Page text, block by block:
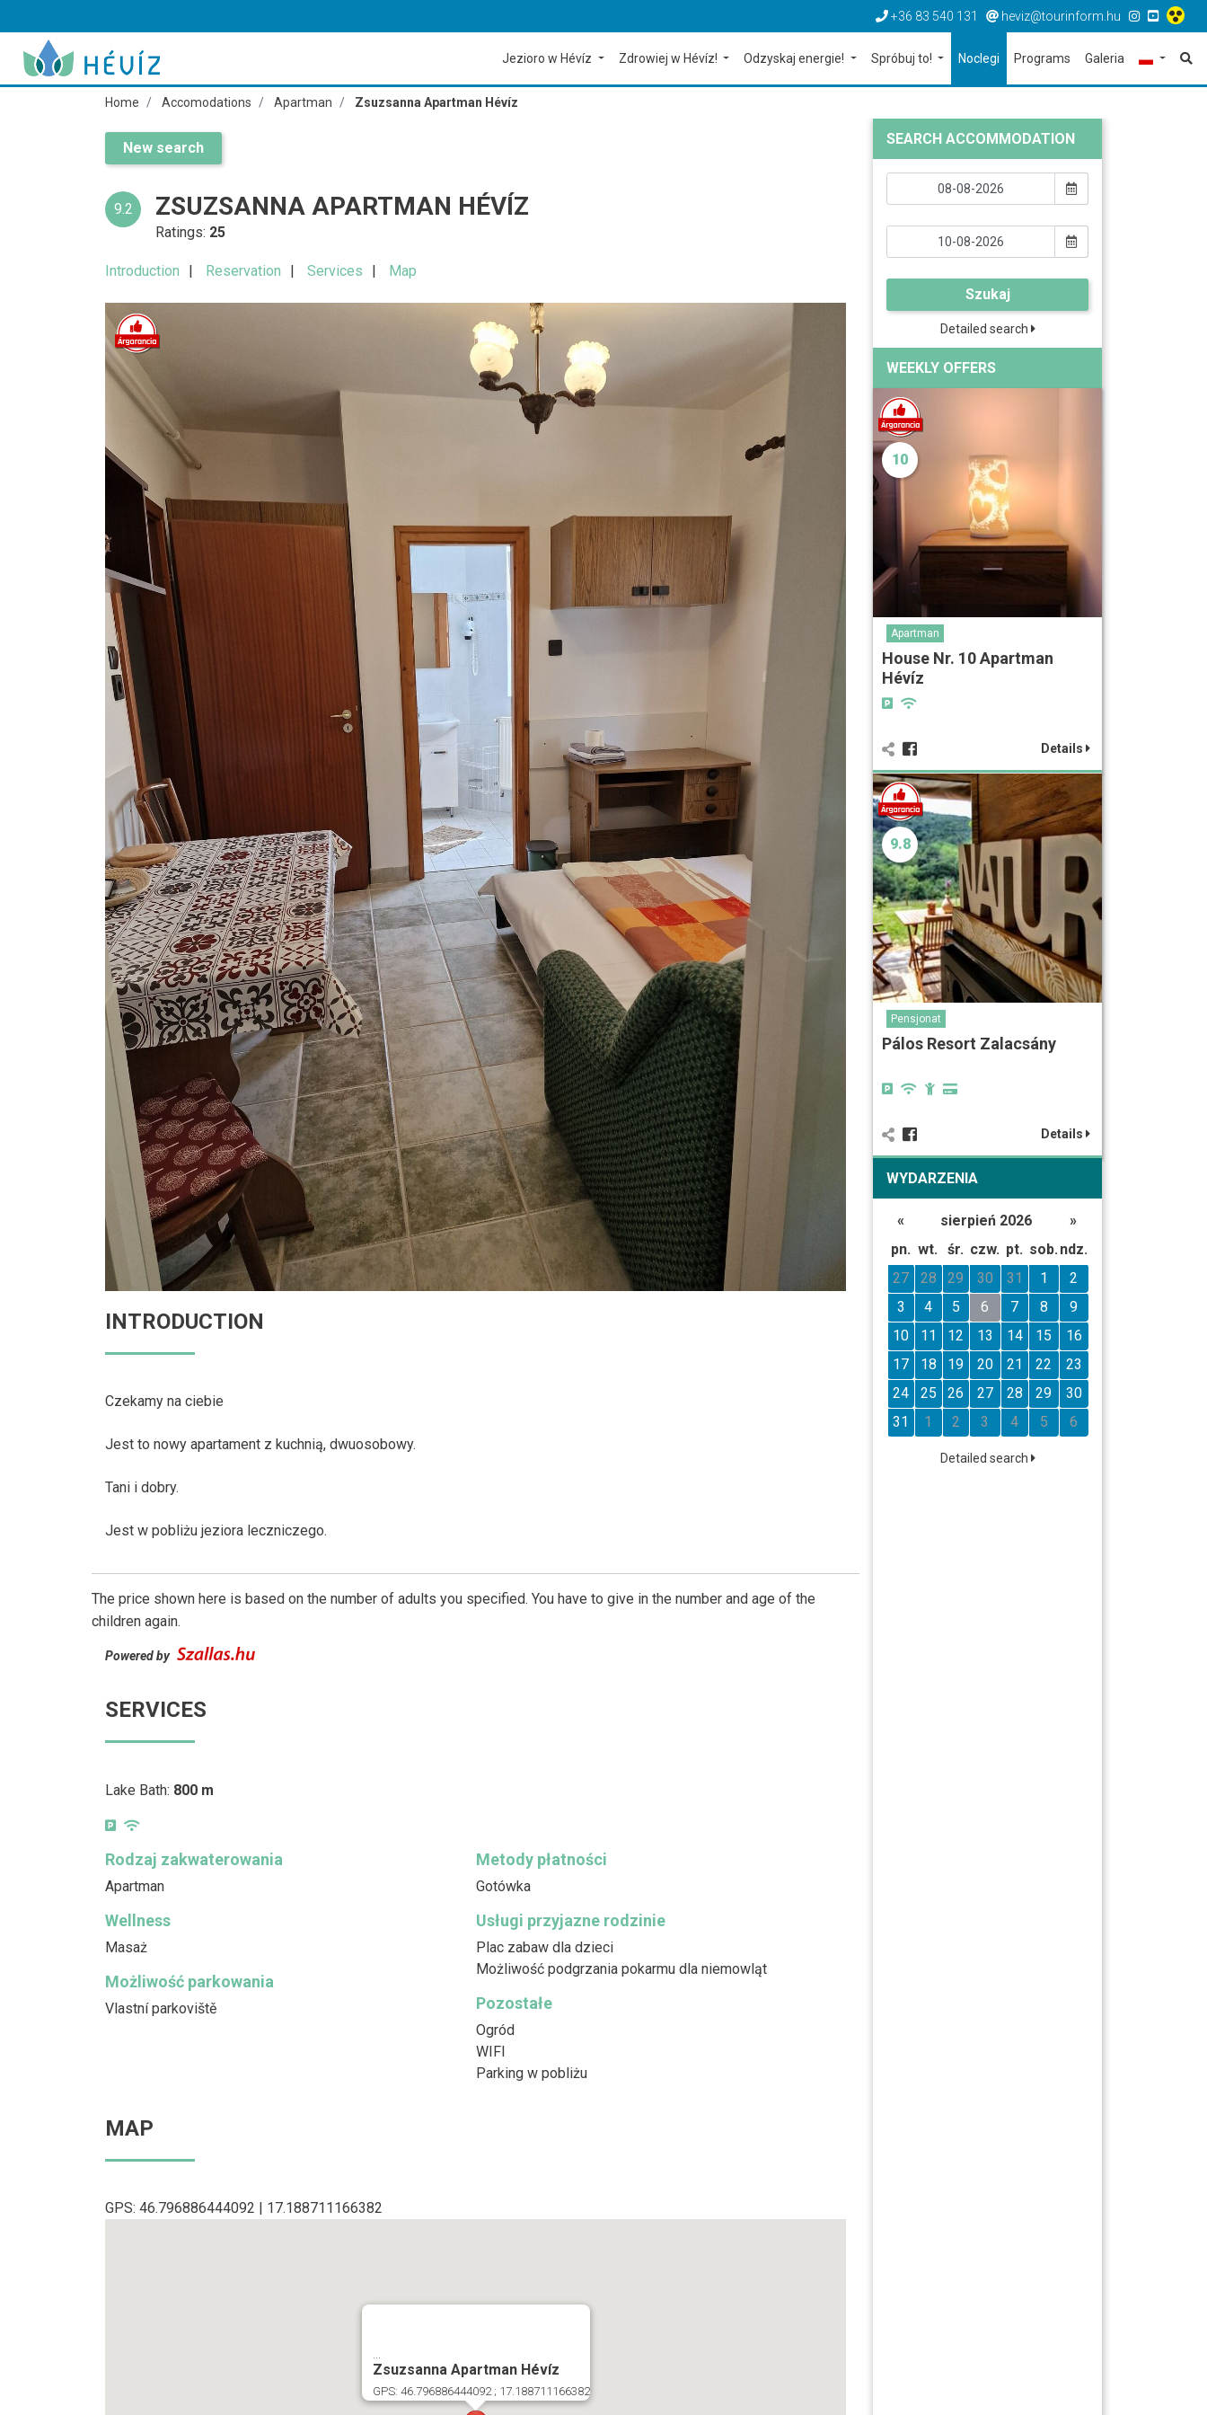
+36 83 540 131 heviz@tourinform.hu
Jezioro w Hévíz Zdrowiej w Hévíz! Odzyskaj energie! Spróbuj to! Noclegi Programs Galeria
Home Accomodations Apartman Zsuzsanna Apartman Hévíz
New search
9.2 ZSUZSANNA APARTMAN HÉVÍZ
Ratings: 25
Introduction Reservation Services Map
INTRODUCTION
Czekamy na ciebie
Jest to nowy apartament z kuchnią, dwuosobowy.
Tani i dobry.
Jest w pobliżu jeziora leczniczego.
The price shown here is based on the number of adults you specified. You have to give in the number and age of the
children again.
Powered by
SERVICES
Lake Bath: 800 m
Rodzaj zakwaterowania
Apartman
Metody płatności
Gotówka
Wellness
Masaż
Usługi przyjazne rodzinie
Plac zabaw dla dzieci
Możliwość podgrzania pokarmu dla niemowląt
Możliwość parkowania
Vlastní parkoviště Pozostałe
Ogród
WIFI
Parking w pobliżu
MAP
GPS: 46.796886444092 | 17.188711166382
...
Zsuzsanna Apartman Hévíz
GPS: 46.796886444092 ; 17.188711166382
SEARCH ACCOMMODATION
Szukaj
Detailed search
WEEKLY OFFERS
10
Apartman
House Nr. 10 Apartman
Hévíz
Details
9.8
Pensjonat
Pálos Resort Zalacsány
Details
WYDARZENIA
« sierpień 2026
»
pn. wt. śr. czw. pt. sob. ndz.
27
28 29 30 31 1
2
3
4 5 6 7 8
9
10
11 12 13 14 15
16
17
18 19 20 21 22
23
24
25 26 27 28 29
30
31
1 2 3 4 5 6
Detailed search